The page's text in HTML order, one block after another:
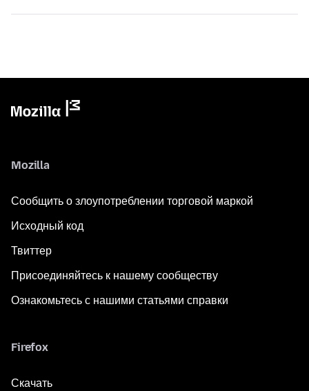
Mozilla
Сообщить о злоупотреблении торговой маркой
Исходный код
Твиттер
Присоединяйтесь к нашему сообществу
Ознакомьтесь с нашими статьями справки
Firefox
Скачать